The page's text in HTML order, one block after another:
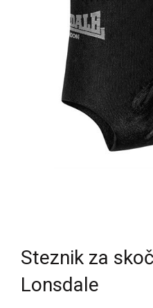
Steznik za
Lonsdale